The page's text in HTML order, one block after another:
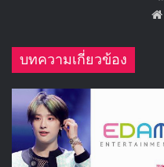
— 방탄소년단
2017